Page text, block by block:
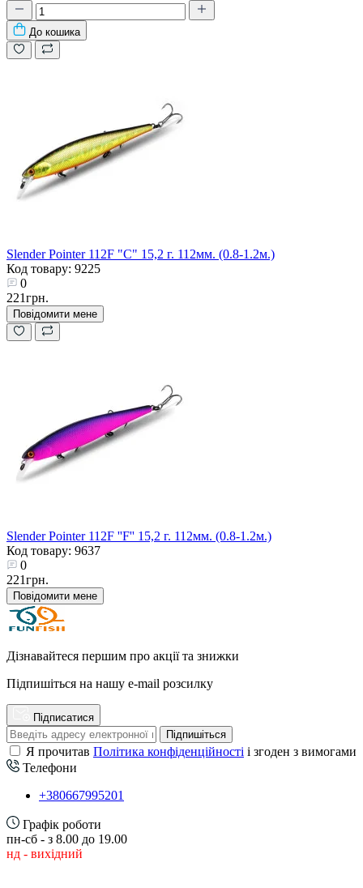
До кошика
Slender Pointer 112F "С" 15,2 г. 112мм. (0.8-1.2м.)
Код товару: 9225
0
221грн.
Повідомити мене
Slender Pointer 112F ''F'' 15,2 г. 112мм. (0.8-1.2м.)
Код товару: 9637
0
221грн.
Повідомити мене
Дізнавайтеся першим про акції та знижки
Підпишіться на нашу e-mail розсилку
Підписатися
Підпишіться
Я прочитав Політика конфіденційності і згоден з вимогами
Телефони
+380667995201
Графік роботи
пн-сб - з 8.00 до 19.00
нд - вихідний